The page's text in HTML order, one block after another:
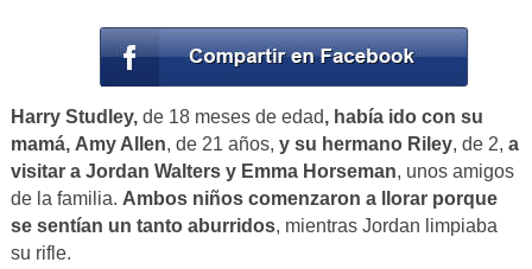
Harry Studley,de 18 meses de edad, había ido con su
mamá, Amy Allen, de 21 años, y su hermano Riley, de 2, a
visitara Jordan Walters y Emma Horseman, unos amigos
de la familia. Ambosniños comenzaron a llorar porque
se sentían un tanto aburridos, mientras Jordan limpiaba
su rifle.